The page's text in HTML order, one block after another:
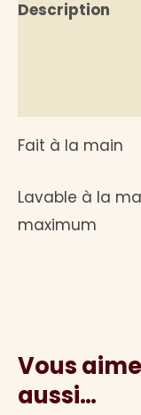
Description
Fait à la main
Lavable à la
maximum
Vous
aussi…